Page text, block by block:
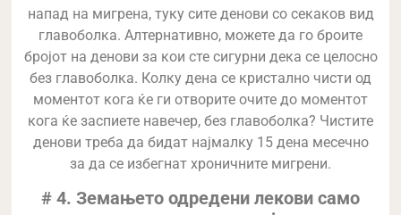
напад на мигрена, туку сите денови со секаков вид
главоболка. Алтернативно, можете да го броите
бројот на денови за кои сте сигурни дека се целосно
без главоболка. Колку дена се кристално чисти од
моментот кога ќе ги отворите очите до моментот
кога ќе заспиете навечер, без главоболка? Чистите
денови треба да бидат најмалку 15 дена месечно
за да се избегнат хроничните мигрени.
# 4. Земањето одредени лекови само